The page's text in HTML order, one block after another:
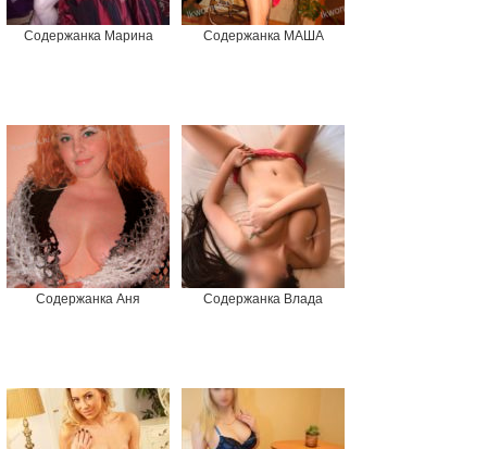
Содержанка Марина Содержанка МАША
Содержанка Аня Содержанка Влада